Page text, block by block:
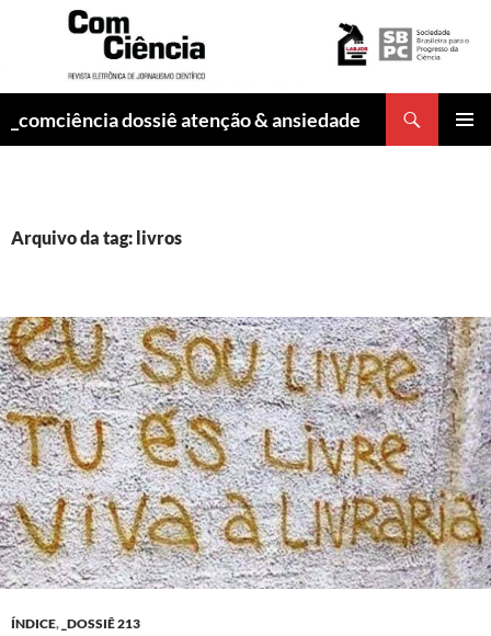
_comciência dossiê atenção & ansiedade
Arquivo da tag: livros
ÍNDICE, _DOSSIÊ 213